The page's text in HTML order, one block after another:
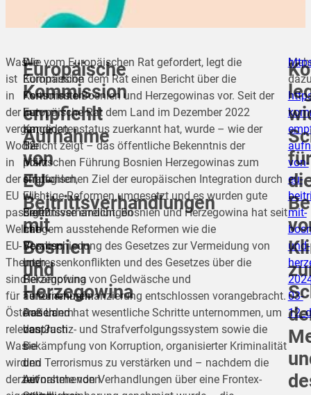
Was
ist
in
der
vergangenen
Woche
in
der
EU
passiert?
Welche
EU-
Themen
sind
für
Österreich
relevant?
Was
wird
derzeit
Europäische
Kommission
empfiehlt
Aufnahme
von
EU-
Beitrittsverhandlungen
mit
Bosnien
und
Herzegowina
Die
Europäische
Kommission
hat
am
12.
März
empfohlen,
EU-
Beitrittsverhandlungen
mit
Bosnien
und
Herzegowina
aufzunehmen.
Außerdem
besprach
sie
den
bevorstehenden
Wie vom Europäischen Rat gefordert, legt die
Kommission dem Rat einen Bericht über die
Fortschritte Bosnien und Herzegowinas vor. Seit der
Europäische Rat dem Land im Dezember 2022
Kandidatenstatus zuerkannt hat, wurde – wie der
Bericht zeigt – das öffentliche Bekenntnis der
politischen Führung Bosnien Herzegowinas zum
strategischen Ziel der europäischen Integration durch
wichtige Reformen umgesetzt und es wurden gute
Ergebnisse erreicht. Bosnien und Herzegowina hat seit
Langem ausstehende Reformen wie die
Verabschiedung des Gesetzes zur Vermeidung von
Interessenkonflikten und des Gesetzes über die
Bekämpfung von Geldwäsche und
Terrorismusfinanzierung entschlossen vorangebracht.
Das Land hat wesentliche Schritte unternommen, um
das Justiz- und Strafverfolgungssystem sowie die
Bekämpfung von Korruption, organisierter Kriminalität
und Terrorismus zu verstärken und – nachdem die
Aufnahme von Verhandlungen über eine Frontex-
von-
eu-
mit-
und-
03-